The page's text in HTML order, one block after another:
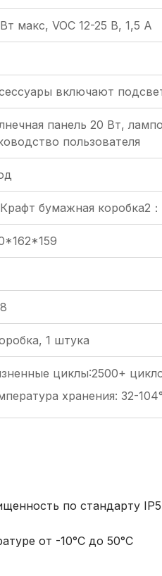
макс, VOC 12-25 В, 1,5 А
включают
панель 20 Вт,
пользователя
Крафт бумажная коробка2
1 штука
циклы:2500+
хранения: 32-
по стандарту
от -10°C до 50°C